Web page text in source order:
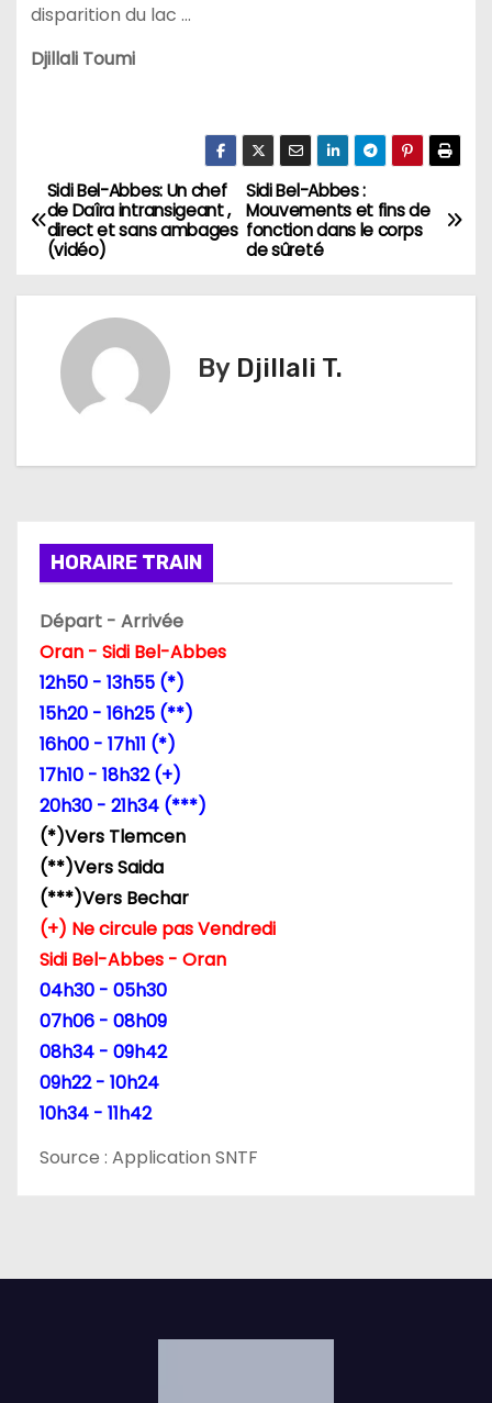
disparition du lac …
Djillali Toumi
N
a
v
t
o
n
d
e
a
r
t
c
e
Sidi Bel-Abbes :
Mouvements et fins de
fonction dans le corps
de sûreté
Sidi Bel-Abbes: Un chef
de Daîra intransigeant ,
direct et sans ambages
(vidéo)
By Djillali T.
HORAIRE TRAIN
Départ - Arrivée
Oran - Sidi Bel-Abbes
12h50 - 13h55 (*)
15h20 - 16h25 (**)
16h00 - 17h11 (*)
17h10 - 18h32 (+)
20h30 - 21h34 (***)
(*)Vers Tlemcen
(**)Vers Saida
(***)Vers Bechar
(+) Ne circule pas Vendredi
Sidi Bel-Abbes - Oran
04h30 - 05h30
07h06 - 08h09
08h34 - 09h42
09h22 - 10h24
10h34 - 11h42
Source : Application SNTF